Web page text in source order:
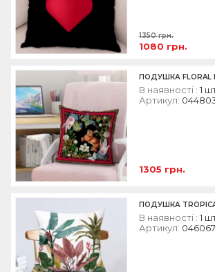
1350 грн.
1080 грн.
В наявності : 1
Артикул:
ПОДУШКА FLORAL
1305 грн.
В наявності : 1
Артикул: 046067
ПОДУШКА